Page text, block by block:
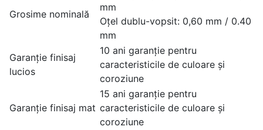
Grosime nominală
mm
Oțel dublu-vopsit: 0,60 mm / 0.40
mm
Garanție finisaj
lucios
10 ani garanție pentru
caracteristicile de culoare și
coroziune
Garanție finisaj mat
15 ani garanție pentru
caracteristicile de culoare și
coroziune